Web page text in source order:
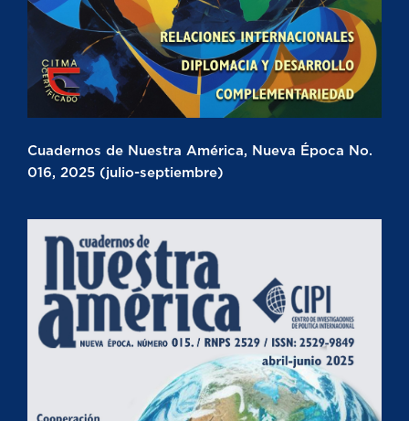
Cuadernos de Nuestra América, Nueva Época No.
016, 2025 (julio-septiembre)